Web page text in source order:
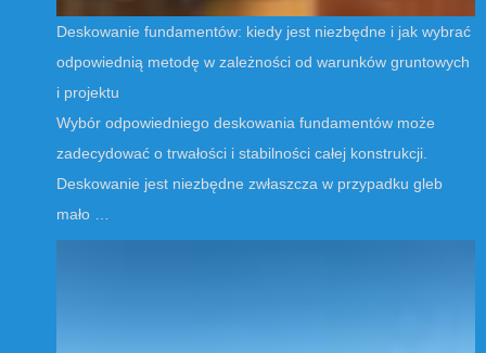
Deskowanie fundamentów: kiedy jest niezbędne i jak wybrać
odpowiednią metodę w zależności od warunków gruntowych
i projektu
Wybór odpowiedniego deskowania fundamentów może
zadecydować o trwałości i stabilności całej konstrukcji.
Deskowanie jest niezbędne zwłaszcza w przypadku gleb
mało …